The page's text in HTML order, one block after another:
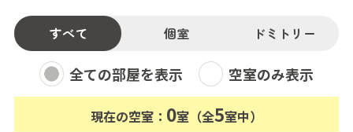
すべて 個室 ドミトリー
全ての部屋を表示 空室のみ表示
現在の空室： 0室（全5室中）